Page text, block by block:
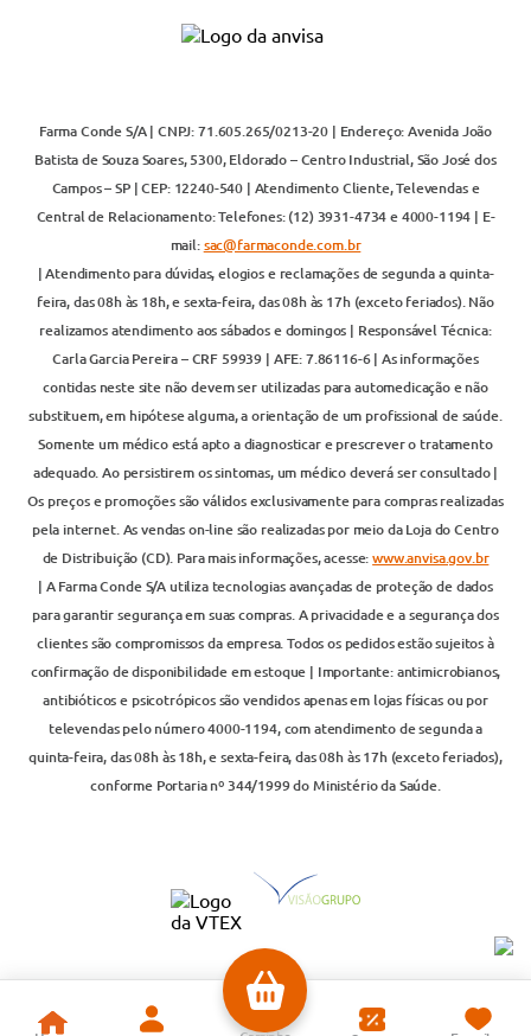
Farma Conde S/A | CNPJ: 71.605.265/0213-20 | Endereço: Avenida João
Batista de Souza Soares, 5300, Eldorado – Centro Industrial, São José dos
Campos – SP | CEP: 12240-540 | Atendimento Cliente, Televendas e
Central de Relacionamento: Telefones: (12) 3931-4734 e 4000-1194 | E-
mail:sac@farmaconde.com.br
| Atendimento para dúvidas, elogios e reclamações de segunda a quinta-
feira, das 08h às 18h, e sexta-feira, das 08h às 17h (exceto feriados). Não
realizamos atendimento aos sábados e domingos | Responsável Técnica:
Carla Garcia Pereira – CRF 59939 | AFE: 7.86116-6 | As informações
contidas neste site não devem ser utilizadas para automedicação e não
substituem, em hipótese alguma, a orientação de um profissional de saúde.
Somente um médico está apto a diagnosticar e prescrever o tratamento
adequado. Ao persistirem os sintomas, um médico deverá ser consultado |
Os preços e promoções são válidos exclusivamente para compras realizadas
pela internet. As vendas on-line são realizadas por meio da Loja do Centro
de Distribuição (CD). Para mais informações, acesse:www.anvisa.gov.br
| A Farma Conde S/A utiliza tecnologias avançadas de proteção de dados
para garantir segurança em suas compras. A privacidade e a segurança dos
clientes são compromissos da empresa. Todos os pedidos estão sujeitos à
confirmação de disponibilidade em estoque | Importante: antimicrobianos,
antibióticos e psicotrópicos são vendidos apenas em lojas físicas ou por
televendas pelo número 4000-1194, com atendimento de segunda a
quinta-feira, das 08h às 18h, e sexta-feira, das 08h às 17h (exceto feriados),
conforme Portaria nº 344/1999 do Ministério da Saúde.